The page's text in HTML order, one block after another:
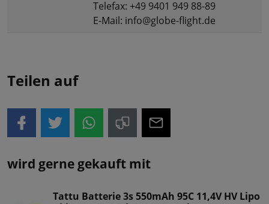
Telefax: +49 9401 949 88-89
E-Mail: info@globe-flight.de
Teilen auf
wird gerne gekauft mit
Tattu Batterie 3s 550mAh 95C 11,4V HV Lipo